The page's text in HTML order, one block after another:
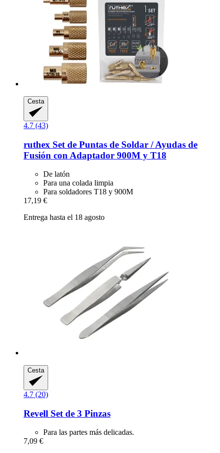
Cesta
4.7 (43)
ruthex Set de Puntas de Soldar / Ayudas de
Fusión con Adaptador 900M y T18
De latón
Para una colada limpia
Para soldadores T18 y 900M
17,19 €
Entrega hasta el 18 agosto
Cesta
4.7 (20)
Revell Set de 3 Pinzas
Para las partes más delicadas.
7,09 €